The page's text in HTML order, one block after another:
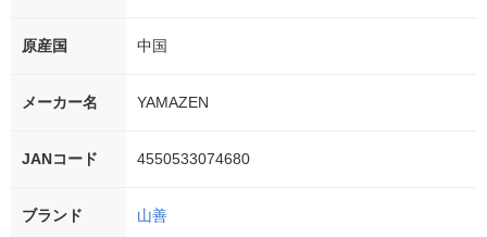
原産国 中国
メーカー名 YAMAZEN
JANコード 4550533074680
ブランド 山善